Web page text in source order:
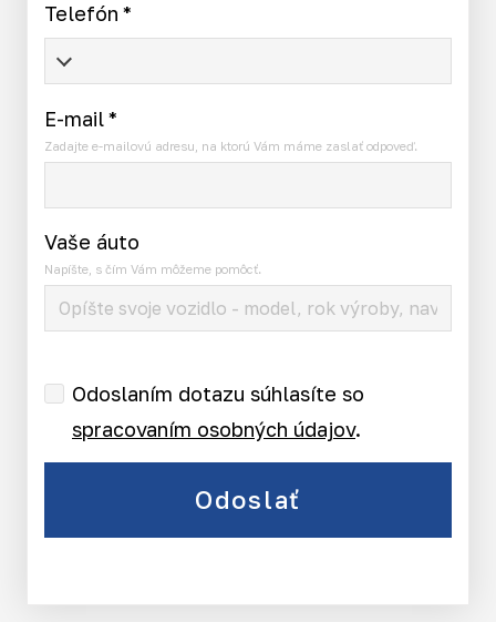
Telefón *
E-mail*
Zadajte e-mailovú adresu, na ktorú Vám máme zaslať odpoveď.
Vaše áuto
Napíšte, s čím Vám môžeme pomôcť.
Odoslaním dotazu súhlasíte so
spracovaním osobných údajov.
Odoslať